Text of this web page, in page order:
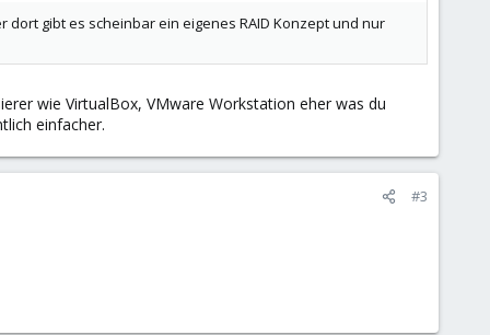
gibt es scheinbar ein eigenes RAID Konzept und nur
wie VirtualBox, VMware Workstation eher was du
einfacher.
#3